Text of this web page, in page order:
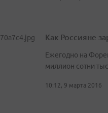
Как Россияне
Ежегодно на
миллион сотни
10:12, 9 марта 2016